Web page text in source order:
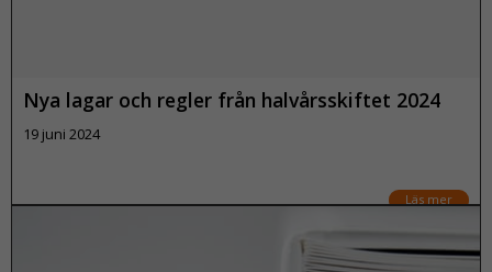
Nya lagar och regler från halvårsskiftet 2024
19 juni 2024
Läs mer